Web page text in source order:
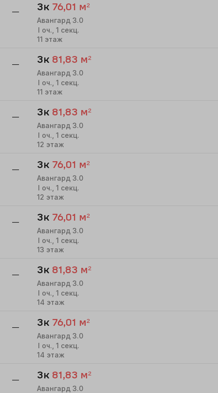
— 3к 76,01 м²
Авангард 3.0
I оч., 1 секц.
11 этаж
— 3к 81,83 м²
Авангард 3.0
I оч., 1 секц.
11 этаж
— 3к 81,83 м²
Авангард 3.0
I оч., 1 секц.
12 этаж
— 3к 76,01 м²
Авангард 3.0
I оч., 1 секц.
12 этаж
— 3к 76,01 м²
Авангард 3.0
I оч., 1 секц.
13 этаж
— 3к 81,83 м²
Авангард 3.0
I оч., 1 секц.
14 этаж
— 3к 76,01 м²
Авангард 3.0
I оч., 1 секц.
14 этаж
— 3к 81,83 м²
Авангард 3.0